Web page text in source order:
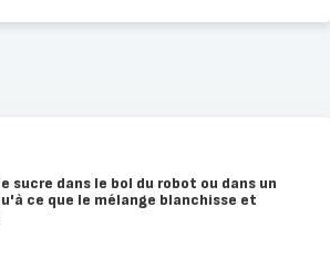
dans le bol du robot ou dans un
ce que le mélange blanchisse et